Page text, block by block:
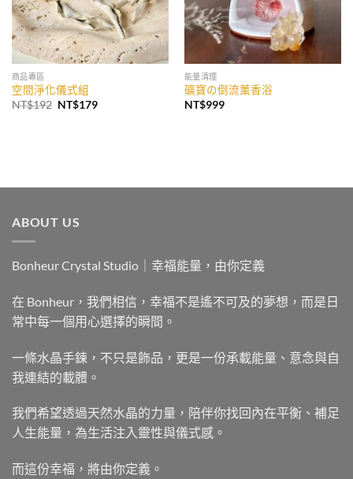
商品專區
空間淨化儀式組
NT$192 原
NT$179目
能量清理
礦寶の倒流薰香浴
NT$999
ABOUT US
Bonheur Crystal Studio｜幸福能量，由你定義
在 Bonheur，我們相信，幸福不是遙不可及的夢想，而是日
常中每一個用心選擇的瞬間。
一條水晶手鍊，不只是飾品，更是一份承載能量、意念與自
我連結的載體。
我們希望透過天然水晶的力量，陪伴你找回內在平衡、補足
人生能量，為生活注入靈性與儀式感。
而這份幸福，將由你定義。